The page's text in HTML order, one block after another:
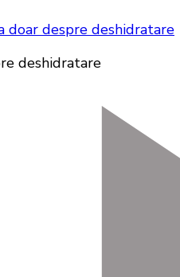
doar despre deshidratare